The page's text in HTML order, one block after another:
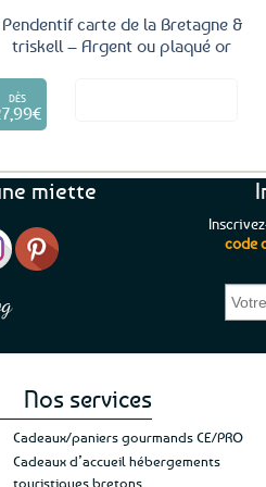
Pendentif carte de la Bretagne &
triskell – Argent ou plaqué or
DÈS
€
Ce
Les
peuvent
être
choisies“J’ai mis 5 étoiles parce que je
en mettre 6 ;)
Je suis plus que satisfaite de
de ma livraison. Ne changez
miette
code
Nos services
Cadeaux/paniers gourmands CE/PRO
Cadeaux d’accueil hébergements
touristiques bretons